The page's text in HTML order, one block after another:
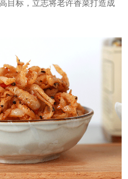
目标，立志将老许香菜打造成